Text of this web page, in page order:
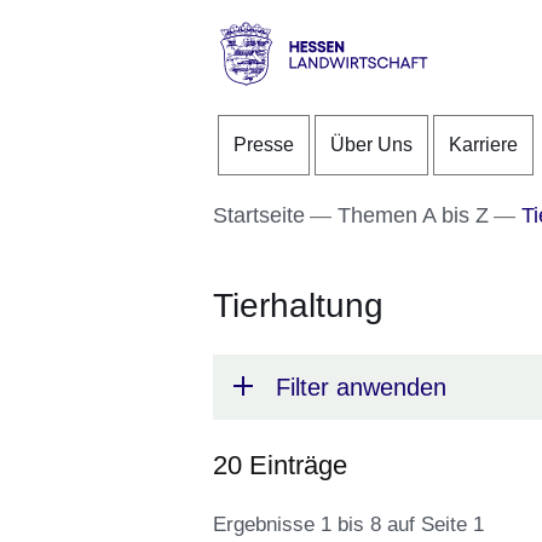
Direkt zum Kopf der
Direkt zum Inhalt
Direkt zum Fuß der
Landwirtschaft
Presse Über Uns Karriere
Startseite Themen A bis Z
Tierhaltung
Filter anwenden
20 Einträge
Ergebnisse 1 bis 8 auf Seite 1